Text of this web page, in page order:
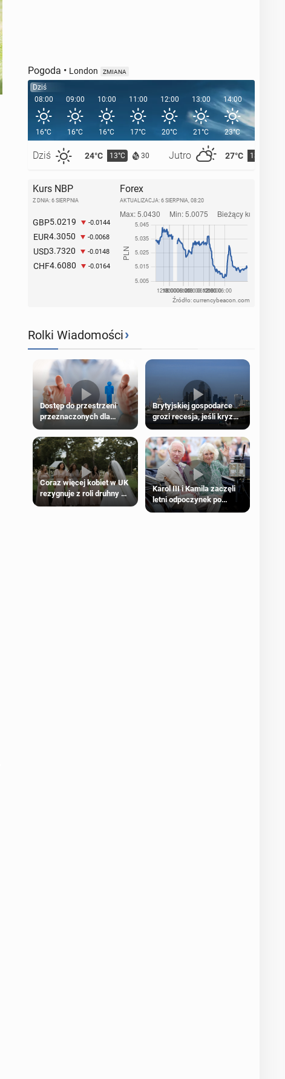
Pogoda • London ZMIANA
Dziś
08:00
16°C
Dziś 24°C 13°C 30 Jutro 27°C 13°C
09:00
16°C
10:00
16°C
11:00
17°C
12:00
20°C
13:00
21°C
14:00
23°C
15:00
Kurs NBP
Z DNIA: 6 SIERPNIA
GBP5.0219 -0.0144
EUR4.3050 -0.0068
USD3.7320 -0.0148
CHF4.6080 -0.0164
Forex
AKTUALIZACJA: 6 SIERPNIA, 08:20
Źródło: currencybeacon.com
Rolki Wiadomości›
Dostęp do przestrzeni
przeznaczonych dla
wyłącznie na płci
biologicznej
Brytyjskiej gospodarce
grozi recesja, jeśli kryzys
na Bliskim Wschodzie się
przedłuży
Coraz więcej kobiet w UK
rezygnuje z roli druhny na
ślubie
Karol III i Kamila zaczęli
letni odpoczynek po
Igrzyskach Wspólnoty w